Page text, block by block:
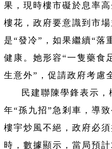
果，現時樓市礙於息率
樓花，政府要意識到市
是“發冷”，如果繼續“落
健康。她形容“一隻藥食
生意外”，促請政府考慮
民建聯陳學鋒表示
年“孫九招”急剎車，導
樓宇炒風不絕，政府必
時，數據顯示，當局預